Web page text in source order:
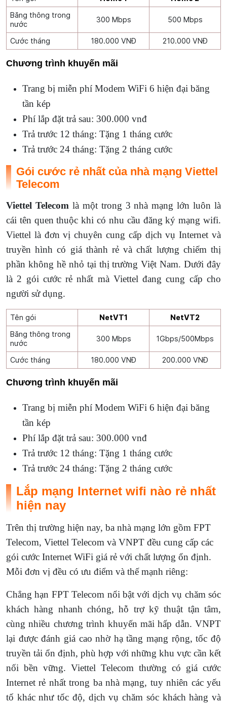
Băng thông trong
nước
300 Mbps 500 Mbps
Cước tháng 180.000 VNĐ 210.000 VNĐ
Chương trình khuyến mãi
Trang bị miễn phí Modem WiFi 6 hiện đại băng
tần kép
Phí lắp đặt trả sau: 300.000 vnđ
Trả trước 12 tháng: Tặng 1 tháng cước
Trả trước 24 tháng: Tặng 2 tháng cước
Gói cước rẻ nhất của nhà mạng Viettel
Telecom
Viettel Telecomlà một trong 3 nhà mạng lớn luôn là
cái tên quen thuộc khi có nhu cầu đăng ký mạng wifi.
Viettel là đơn vị chuyên cung cấp dịch vụ Internet và
truyền hình có giá thành rẻ và chất lượng chiếm thị
phần không hề nhỏ tại thị trường Việt Nam. Dưới đây
là 2 gói cước rẻ nhất mà Viettel đang cung cấp cho
người sử dụng.
Tên gói NetVT1
NetVT2
Băng thông trong
nước
300 Mbps 1Gbps/500Mbps
Cước tháng 180.000 VNĐ 200.000 VNĐ
Chương trình khuyến mãi
Trang bị miễn phí Modem WiFi 6 hiện đại băng
tần kép
Phí lắp đặt trả sau: 300.000 vnđ
Trả trước 12 tháng: Tặng 1 tháng cước
Trả trước 24 tháng: Tặng 2 tháng cước
Lắp mạng Internet wifi nào rẻ nhất
hiện nay
Trên thị trường hiện nay, ba nhà mạng lớn gồm FPT
Telecom, Viettel Telecom và VNPT đều cung cấp các
gói cước Internet WiFi giá rẻ với chất lượng ổn định.
Mỗi đơn vị đều có ưu điểm và thế mạnh riêng:
Chẳng hạn FPT Telecom nổi bật với dịch vụ chăm sóc
khách hàng nhanh chóng, hỗ trợ kỹ thuật tận tâm,
cùng nhiều chương trình khuyến mãi hấp dẫn. VNPT
lại được đánh giá cao nhờ hạ tầng mạng rộng, tốc độ
truyền tải ổn định, phù hợp với những khu vực cần kết
nối bền vững. Viettel Telecom thường có giá cước
Internet rẻ nhất trong ba nhà mạng, tuy nhiên các yếu
tố khác như tốc độ, dịch vụ chăm sóc khách hàng và